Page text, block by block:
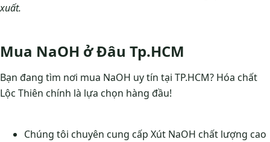
xuất.
Mua NaOH ở Đâu Tp.HCM
Bạn đang tìm nơi mua NaOH uy tín tại TP.HCM? Hóa chất
Lộc Thiên chính là lựa chọn hàng đầu!
Chúng tôi chuyên cung cấp Xút NaOH chất lượng cao